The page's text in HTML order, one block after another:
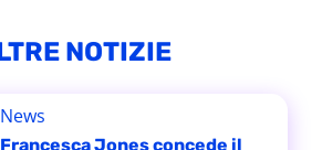
NOTIZIE
News
Francesca Jones concede il